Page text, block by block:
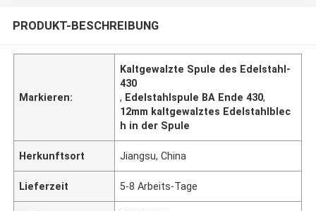
PRODUKT-BESCHREIBUNG
Markieren:
Kaltgewalzte Spule des Edelstahl-
430
, Edelstahlspule BA Ende 430,
12mm kaltgewalztes Edelstahlblec
h in der Spule
Herkunftsort Jiangsu, China
Lieferzeit 5-8 Arbeits-Tage